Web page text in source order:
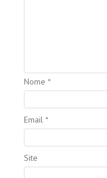
Nome *
Email *
Site